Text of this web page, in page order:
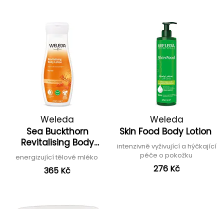
Weleda
Sea Buckthorn
Revitalising Body
Lotion
energizující tělové mléko
365 Kč
Weleda
Skin Food Body Lotion
intenzivně vyživující a hýčkající
péče o pokožku
276 Kč